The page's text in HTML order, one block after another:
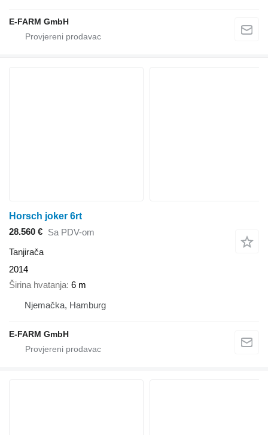
E-FARM GmbH
Horsch joker 6rt
28.560 € Sa PDV-om
Tanjirača
2014
Širina hvatanja 6 m
Njemačka, Hamburg
E-FARM GmbH